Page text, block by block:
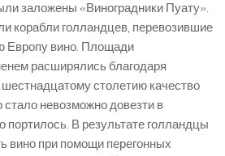
заложены «Виноградники Пуату».
корабли голландцев, перевозившие
Европу вино. Площади
расширялись благодаря
столетию качество
стало невозможно довезти в
В результате голландцы
вино при помощи перегонных